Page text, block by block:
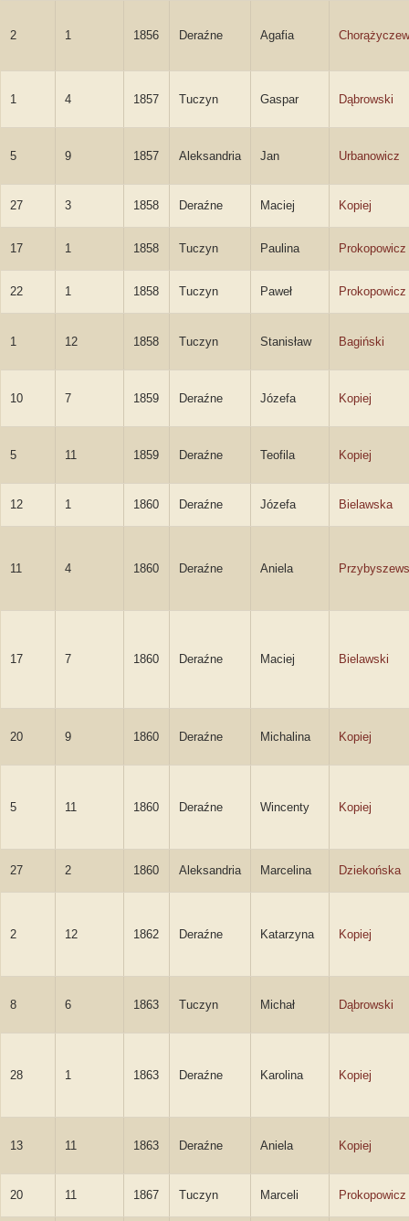
2 1 1856 Deraźne Agafia
1 4 1857 Tuczyn Gaspar Dąbrowski
5 9 1857 Aleksandria Jan Urbanowicz
27 3 1858 Deraźne Maciej Kopiej
17 1 1858 Tuczyn Paulina Prokopowicz
22 1 1858 Tuczyn Paweł Prokopowicz
1 12 1858 Tuczyn Stanisław Bagiński
10 7 1859 Deraźne Józefa Kopiej
5 11 1859 Deraźne Teofila Kopiej
12 1 1860 Deraźne Józefa Bielawska
11 4 1860 Deraźne Aniela
17 7 1860 Deraźne Maciej Bielawski
20 9 1860 Deraźne Michalina Kopiej
5 11 1860 Deraźne Wincenty Kopiej
27 2 1860 Aleksandria Marcelina Dziekońska
2 12 1862 Deraźne Katarzyna Kopiej
8 6 1863 Tuczyn Michał Dąbrowski
28 1 1863 Deraźne Karolina Kopiej
13 11 1863 Deraźne Aniela Kopiej
20 11 1867 Tuczyn Marceli Prokopowicz